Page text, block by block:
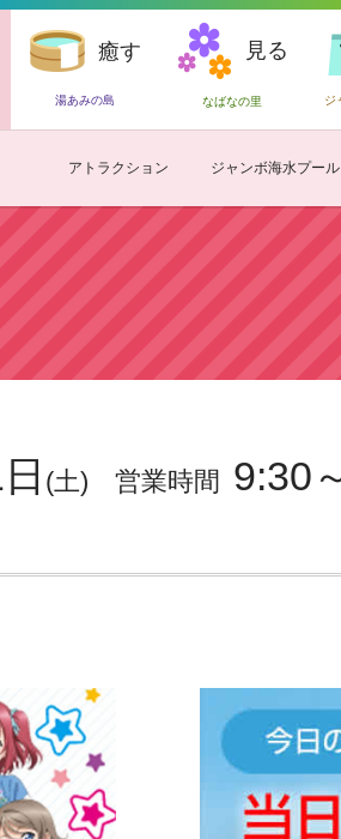
癒す
湯あみの島
見る
なばなの里 ジ
アトラクション ジャンボ海水プール
(土) 営業時間 9:30